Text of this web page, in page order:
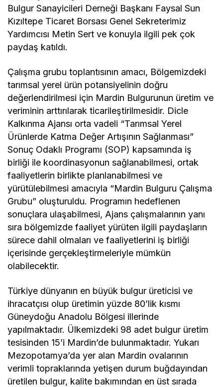
Bulgur Sanayicileri Derneği Başkanı Faysal Sun
Kızıltepe Ticaret Borsası Genel Sekreterimiz
Yardımcısı Metin Sert ve konuyla ilgili pek çok
paydaş katıldı.
Çalışma grubu toplantısının amacı, Bölgemizdeki
tarımsal yerel ürün potansiyelinin doğru
değerlendirilmesi için Mardin Bulgurunun üretim ve
veriminin arttırılarak ticarileştirilmesidir. Dicle
Kalkınma Ajansı orta vadeli “Tarımsal Yerel
Ürünlerde Katma Değer Artışının Sağlanması”
Sonuç Odaklı Programı (SOP) kapsamında iş
birliği ile koordinasyonun sağlanabilmesi, ortak
faaliyetlerin birlikte planlanabilmesi ve
yürütülebilmesi amacıyla “Mardin Bulguru Çalışma
Grubu” oluşturuldu. Programın hedeflenen
sonuçlara ulaşabilmesi, Ajans çalışmalarının yanı
sıra bölgemizde faaliyet yürüten ilgili paydaşların
sürece dahil olmaları ve faaliyetlerini iş birliği
içerisinde gerçekleştirmeleriyle mümkün
olabilecektir.
Türkiye dünyanın en büyük bulgur üreticisi ve
ihracatçısı olup üretimin yüzde 80’lik kısmı
Güneydoğu Anadolu Bölgesi illerinde
yapılmaktadır. Ülkemizdeki 98 adet bulgur üretim
tesisinden 15’i Mardin’de bulunmaktadır. Yukarı
Mezopotamya’da yer alan Mardin ovalarının
verimli topraklarında yetişen durum buğdayından
üretilen bulgur, kalite bakımından en üst sırada